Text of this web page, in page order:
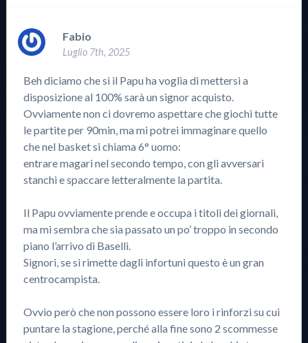
Fabio
Luglio 7th, 2025
Beh diciamo che si il Papu ha voglia di mettersi a
disposizione al 100% sarà un signor acquisto.
Ovviamente non ci dovremo aspettare che giochi tutte
le partite per 90min, ma mi potrei immaginare quello
che nel basket si chiama 6° uomo:
entrare magari nel secondo tempo, con gli avversari
stanchi e spaccare letteralmente la partita.
Il Papu ovviamente prende e occupa i titoli dei giornali,
ma mi sembra che sia passato un po’ troppo in secondo
piano l’arrivo di Baselli.
Signori, se si rimette dagli infortuni questo è un gran
centrocampista.
Ovvio però che non possono essere loro i rinforzi su cui
puntare la stagione, perché alla fine sono 2 scommesse